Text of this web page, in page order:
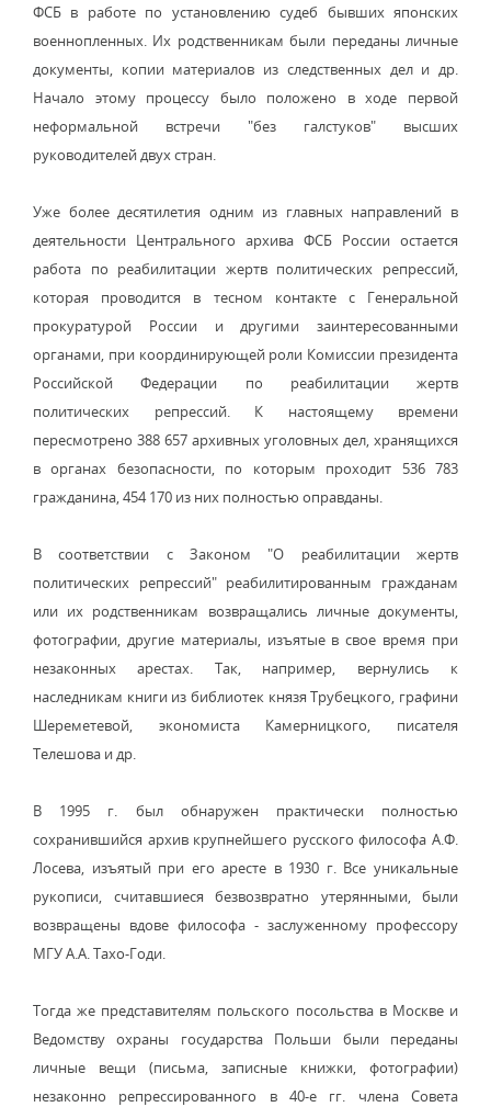
ФСБ в работе по установлению судеб бывших японских
военнопленных. Их родственникам были переданы личные
документы, копии материалов из следственных дел и др.
Начало этому процессу было положено в ходе первой
неформальной встречи "без галстуков" высших
руководителей двух стран.
Уже более десятилетия одним из главных направлений в
деятельности Центрального архива ФСБ России остается
работа по реабилитации жертв политических репрессий,
которая проводится в тесном контакте с Генеральной
прокуратурой России и другими заинтересованными
органами, при координирующей роли Комиссии президента
Российской Федерации по реабилитации жертв
политических репрессий. К настоящему времени
пересмотрено 388 657 архивных уголовных дел, хранящихся
в органах безопасности, по которым проходит 536 783
гражданина, 454 170 из них полностью оправданы.
В соответствии с Законом "О реабилитации жертв
политических репрессий" реабилитированным гражданам
или их родственникам возвращались личные документы,
фотографии, другие материалы, изъятые в свое время при
незаконных арестах. Так, например, вернулись к
наследникам книги из библиотек князя Трубецкого, графини
Шереметевой, экономиста Камерницкого, писателя
Телешова и др.
В 1995 г. был обнаружен практически полностью
сохранившийся архив крупнейшего русского философа А.Ф.
Лосева, изъятый при его аресте в 1930 г. Все уникальные
рукописи, считавшиеся безвозвратно утерянными, были
возвращены вдове философа - заслуженному профессору
МГУ А.А. Тахо-Годи.
Тогда же представителям польского посольства в Москве и
Ведомству охраны государства Польши были переданы
личные вещи (письма, записные книжки, фотографии)
незаконно репрессированного в 40-е гг. члена Совета